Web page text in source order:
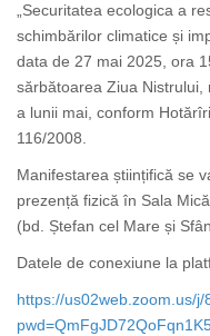
„Securitatea ecologica a
schimbărilor climatice și
data de 27 mai 2025, ora
sărbătoarea Ziua
a lunii mai, conform
116/2008.
Manifestarea științifică se
prezență fizică în Sala
(bd. Ștefan cel Mare și
Datele de conexiune la
https://us02web.zoom.us/j/